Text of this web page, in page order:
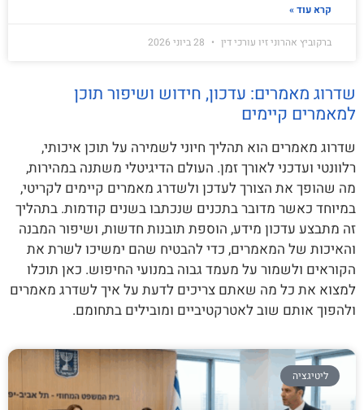
קרא עוד »
ברקוביץ אהרוני זיו עורכי דין
שדרוג מאמרים: עדכון, חידוש ושיפור תוכן
למאמרים קיימים
שדרוג מאמרים הוא תהליך חיוני לשמירה על תוכן איכותי,
רלוונטי ועדכני לאורך זמן. העולם הדיגיטלי משתנה במהירות,
מה שהופך את הצורך לעדכן ולשדרג מאמרים קיימים לקריטי,
במיוחד כאשר מדובר בתכנים שנכתבו בשנים קודמות. בתהליך
זה מתבצע עדכון מידע, הוספת תובנות חדשות, ושיפור המבנה
והאיכות של המאמרים, כדי להבטיח שהם ימשיכו לשרת את
הקוראים ולשמור על מעמד גבוה במנועי החיפוש. כאן תוכלו
למצוא את כל מה שאתם צריכים לדעת על איך לשדרג מאמרים
ולהפוך אותם שוב לאטרקטיביים ומובילים בתחומם.
ליטיגציה